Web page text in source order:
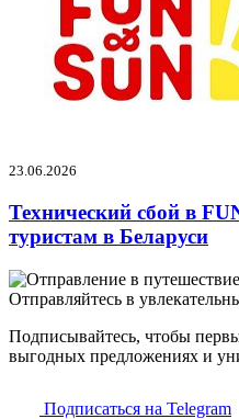
23.06.2026
Технический сбой в
туристам в Беларуси
Отправляйтесь в
Подписывайтесь, чтобы
выгодных предложениях и
Подписаться на Telegram